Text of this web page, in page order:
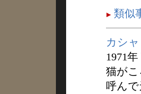
類似
カシャ
1971
猫が
呼ん